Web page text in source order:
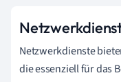
Netzwerkdienste
die essenziell für das